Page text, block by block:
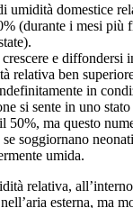
umidità domestice
(durante i mesi più
e diffondersi
relativa ben
in
si sente in uno
50%, ma questo
soggiornano
umida.
relativa,
esterna, ma